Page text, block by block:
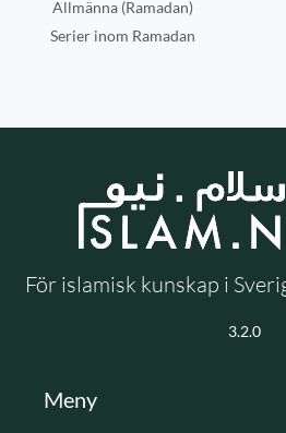
Allmänna (Ramadan)
Serier inom Ramadan
För islamisk kunskap i
3.2.0
Meny